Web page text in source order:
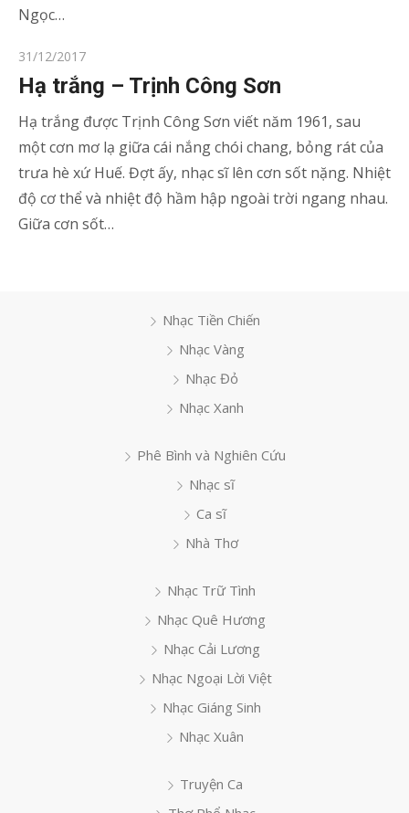
Ngọc…
Posted
on
31/12/2017
Hạ trắng – Trịnh Công Sơn
Hạ trắng được Trịnh Công Sơn viết năm 1961, sau
một cơn mơ lạ giữa cái nắng chói chang, bỏng rát của
trưa hè xứ Huế. Đợt ấy, nhạc sĩ lên cơn sốt nặng. Nhiệt
độ cơ thể và nhiệt độ hầm hập ngoài trời ngang nhau.
Giữa cơn sốt…
Nhạc Tiền Chiến
Nhạc Vàng
Nhạc Đỏ
Nhạc Xanh
Phê Bình và Nghiên Cứu
Nhạc sĩ
Ca sĩ
Nhà Thơ
Nhạc Trữ Tình
Nhạc Quê Hương
Nhạc Cải Lương
Nhạc Ngoại Lời Việt
Nhạc Giáng Sinh
Nhạc Xuân
Truyện Ca